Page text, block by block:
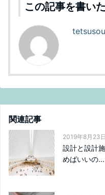
この記事を書い
関連記事
2019年8月23日
設計と設計
めばいいの...